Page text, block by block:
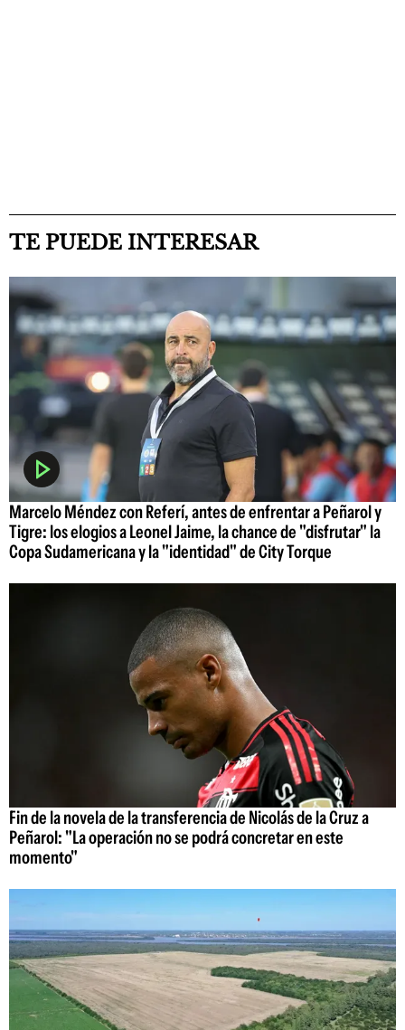
TE PUEDE INTERESAR
Marcelo Méndez con Referí, antes de enfrentar a Peñarol y
Tigre: los elogios a Leonel Jaime, la chance de "disfrutar" la
Copa Sudamericana y la "identidad" de City Torque
Fin de la novela de la transferencia de Nicolás de la Cruz a
Peñarol: "La operación no se podrá concretar en este
momento"